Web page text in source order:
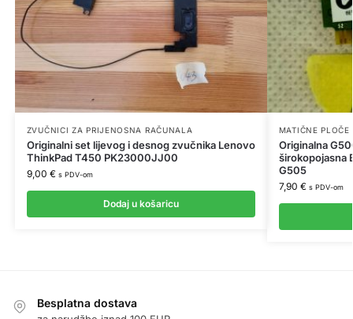
ZVUČNICI ZA PRIJENOSNA RAČUNALA
Originalni set lijevog i desnog zvučnika Lenovo
ThinkPad T450 PK23000JJ00
9,00 € s PDV-om
Dodaj u košaricu
MATIČNE
Originalna
širokopojasna
G505
7,90 € s PDV-om
Besplatna dostava